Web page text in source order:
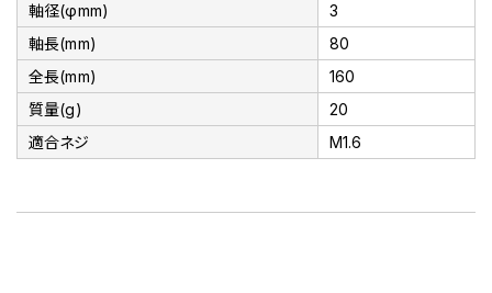
軸径(φmm)
3
軸長(mm)
80
全長(mm)
160
質量(g)
20
適合ネジ
M1.6